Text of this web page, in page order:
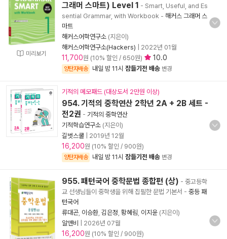
미리보기
그래머 스마트) Level 1 - Smart, Useful, and Es
sential Grammar, with Workbook - 해커스 그래머 스
마트
해커스어학연구소 (지은이)
해커스어학연구소(Hackers)
2022년 01월
11,700원 (10% 할인 / 650원) 10.0
양탄자배송 내일 밤 11시 잠들기전 배송 변경
기적의 메모패드 (대상도서 2만원 이상)
954. 기적의 중학연산 2학년 2A + 2B 세트 -
전2권 - 기적의 중학연산
기적학습연구소 (지은이)
길벗스쿨
2019년 12월
16,200원 (10% 할인 / 900원)
양탄자배송 내일 밤 11시 잠들기전 배송 변경
955. 패턴국어 중학문법 종합편 (상) - 중고등학
교 선생님들이 중학생을 위해 집필한 문법 기본서 - 중등 패
턴국어
류대곤 이승환 김은정 황혜림 이지윤 (지은이)
알앤비
2026년 07월
16,200원 (10% 할인 / 900원)